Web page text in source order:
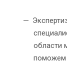
области
поможем